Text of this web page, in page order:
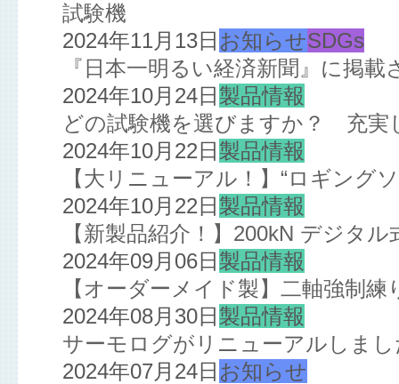
試験機
2024年11月13日 お知らせSDGs
『日本一明るい経済新聞』に掲載
2024年10月24日 製品情報
どの試験機を選びますか？ 充実
2024年10月22日 製品情報
【大リニューアル！】“ロギング
2024年10月22日 製品情報
【新製品紹介！】200kN デジタ
2024年09月06日 製品情報
【オーダーメイド製】二軸強制
2024年08月30日 製品情報
サーモログがリニューアルしま
2024年07月24日 お知らせ